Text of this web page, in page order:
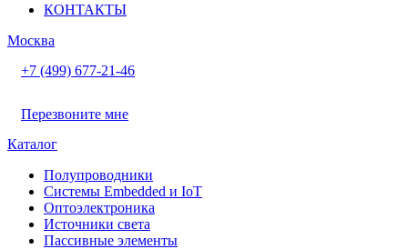
КОНТАКТЫ
Москва
+7 (499) 677-21-46
Перезвоните мне
Каталог
Полупроводники
Системы Embedded и IoT
Oптоэлектроника
Источники света
Пассивные элементы